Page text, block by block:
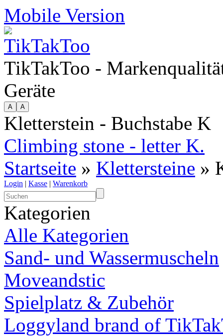
Mobile Version
TikTakToo -
Geräte
Kletterstein - Buchstabe K
Climbing stone - letter K.
Startseite » Klettersteine »
Login | Kasse | Warenkorb
Kategorien
Alle Kategorien
Sand- und Wassermuscheln
Moveandstic
Spielplatz & Zubehör
Loggyland brand of